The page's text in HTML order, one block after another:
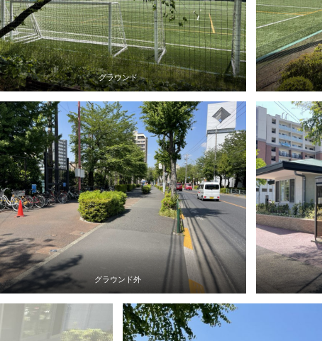
グラウンド
グラウンド外